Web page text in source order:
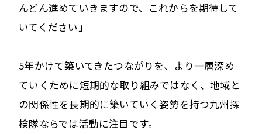
んどん進めていきますので、これからを期待して
いてください」
5年かけて築いてきたつながりを、より一層深め
ていくために短期的な取り組みではなく、地域と
の関係性を長期的に築いていく姿勢を持つ九州探
検隊ならでは活動に注目です。